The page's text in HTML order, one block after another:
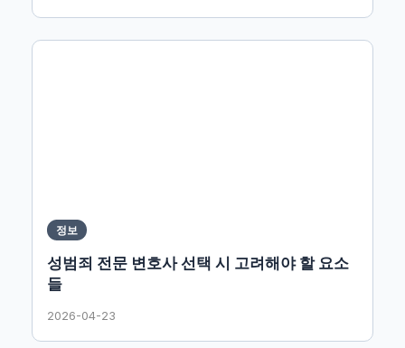
정보
성범죄 전문 변호사 선택 시 고려해야 할 요소
들
2026-04-23